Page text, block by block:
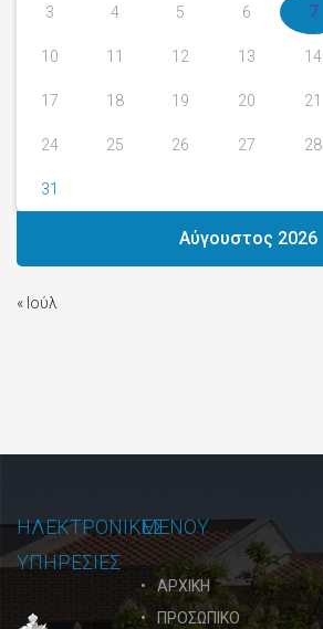
Αύγουστος 2026
3 4 5 6 7
10 11 12 13 14
17 18 19 20 21
24 25 26 27 28
31
« Ιούλ
ΗΛΕΚΤΡΟΝΙΚΕΣ
ΥΠΗΡΕΣΙΕΣ
ΜΕΝΟΥ
ΑΡΧΙΚΗ
ΠΡΟΣΩΠΙΚΟ